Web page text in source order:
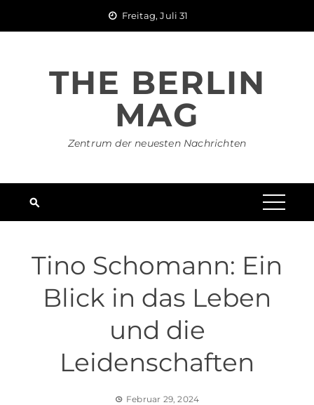
Freitag, Juli 31
THE BERLIN
MAG
Zentrum der neuesten Nachrichten
Tino Schomann: Ein
Blick in das Leben
und die
Leidenschaften
Februar 29, 2024